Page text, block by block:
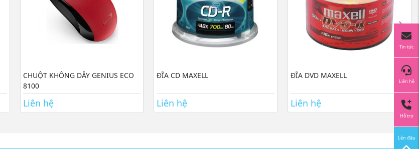
CHUỘT KHÔNG DÂY GENIUS ECO
8100
Liên hệ
ĐĨA CD MAXELL
Liên hệ
ĐĨA DVD MAXELL
Liên hệ
Tin tức
Liên hệ
Hỗ trợ
Lên đầu